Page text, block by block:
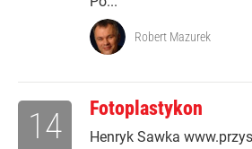
Robert Mazurek
Fotoplastykon
Henryk Sawka
14